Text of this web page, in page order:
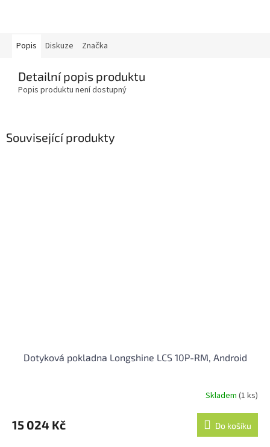
Popis Diskuze Značka
Detailní popis produktu
Popis produktu není dostupný
Související produkty
Dotyková pokladna Longshine LCS 10P-RM, Android
produktu
je
Skladem(1 ks)
15 024 Kč Do košíku